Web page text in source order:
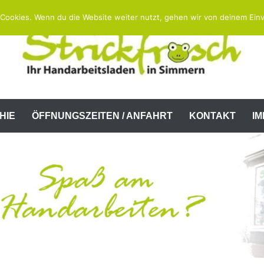
ÖFFNUNGSZEITEN / ANFAHRT KONTAKT
Wenn du die Website weiter nutzt, gehen wir von deinem